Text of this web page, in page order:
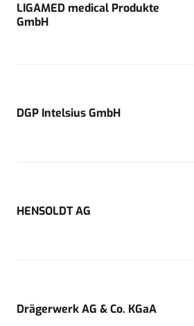
LIGAMED medical Produkte
GmbH
DGP Intelsius GmbH
HENSOLDT AG
Drägerwerk AG & Co. KGaA